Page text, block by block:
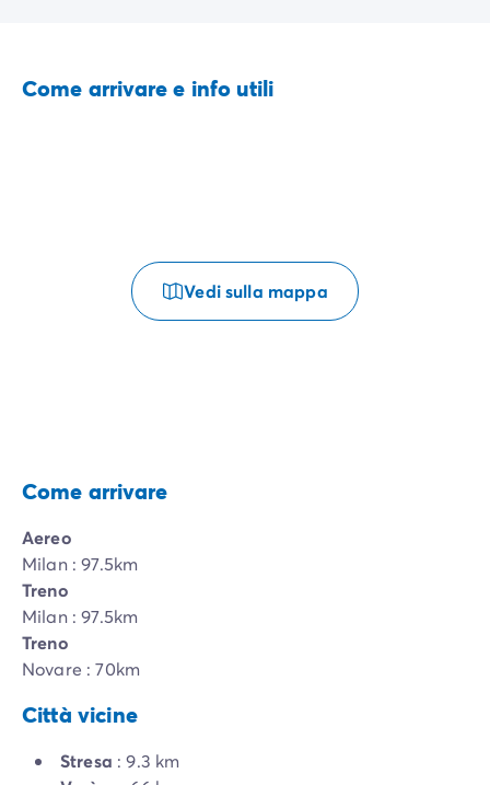
Come arrivare e info utili
Vedi sulla mappa
Come arrivare
Aereo
Milan : 97.5km
Treno
Milan : 97.5km
Treno
Novare : 70km
Città vicine
Stresa : 9.3 km